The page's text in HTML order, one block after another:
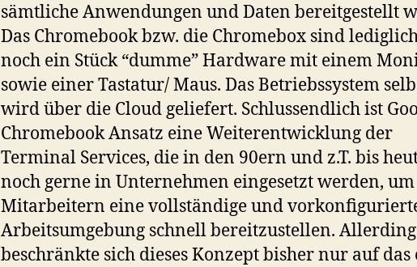
sämtliche Anwendungen und Daten bereitgestellt
Das Chromebook bzw. die Chromebox sind
noch ein Stück “dumme” Hardware mit einem
sowie einer Tastatur/ Maus. Das Betriebssystem
wird über die Cloud geliefert. Schlussendlich ist
Chromebook Ansatz eine Weiterentwicklung der
Terminal Services, die in den 90ern und z.T. bis
noch gerne in Unternehmen eingesetzt werden,
Mitarbeitern eine vollständige und
Arbeitsumgebung schnell bereitzustellen.
beschränkte sich dieses Konzept bisher nur auf das